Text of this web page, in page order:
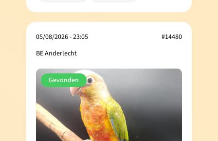
05/08/2026 - 23:05
BE Anderlecht
#14480
Gevonden